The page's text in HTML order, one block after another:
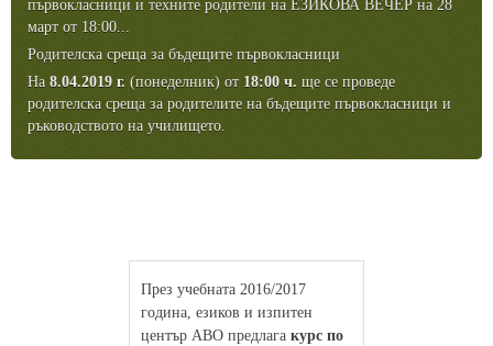
първокласници и техните родители на ЕЗИКОВА ВЕЧЕР на 28
март от 18:00...
Родителска среща за бъдещите първокласници
На 8.04.2019 г. (понеделник) от 18:00 ч. ще се проведе
родителска среща за родителите на бъдещите първокласници и
ръководството на училището.
През учебната 2016/2017
година, езиков и изпитен
център АВО предлага курс по